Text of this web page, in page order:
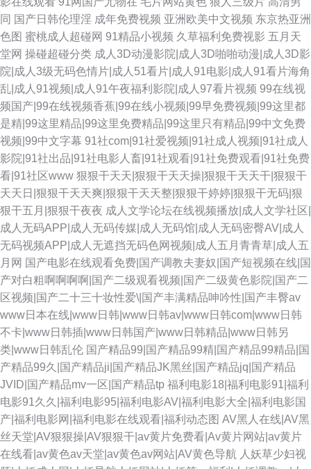
同 国产日韩伦理淫 成年免费视频 亚洲欧美中文视频 东京热亚洲
色图 蜜桃成人超碰网 91精品小视频 久草福利免费视影 五月天
堂网 操碰超碰分类 成人3D动漫影院|成人3D啪啪动漫|成人3D影
院|成人3级无码色情片|成人51看片|成人91电影|成人91看片海角
乱|成人91视频|成人91午夜福利影院|成人97看片视频 99在线视
频国产|99在线视频香蕉|99在线小视频|99早免费视频|99这里都
是精|99这里精品|99这里免费精品|99这里只有精品|99中文免费
视频|99中文字幕 91社com|91社爱视频|91社成人视频|91社成人
影院|91社出品|91社电影人畜|91社观看|91社免费观看|91社免费
看|91社区www 狠狠干天天|狠狠干天天操|狠狠干天天干|狠狠干
天天日|狠狠干天天爽|狠狠干天天整|狠狠干婷婷|狠狠干无码|狠
狠干五月|狠狠干夜夜 成人文学论坛在线视频播放|成人文学社区|
成人无码APP|成人无码传媒|成人无码馆|成人无码密臀AV|成人
无码视频APP|成人无遮挡无码色网视频|成人五月青青草|成人五
月网 国产电影在线观看免费|国产调教夫妻奴|国产短视频在线|国
产对白粗啊啊啊啊|国产二级观看视频|国产二级黄色影院|国产二
区视频|国产二十三十妆性爱\|国产丰满精品呻吟性|国产丰臀av
www日本在线|www日韩|www日韩av|www日韩com|www日韩
不卡|www日韩插|www日韩国产|www日韩精品|www日韩另
类|www日韩乱伦 国产精品99|国产精品99精|国产精品99精品|国
产精品99久|国产精品ji|国产精品JK黑丝|国产精品jq|国产精品
JVID|国产精品mv一区|国产精品tp 福利电影18|福利电影91|福利
电影91久久|福利电影95|福利电影AV|福利电影大全|福利电影国
产|福利电影网|福利电影在线观看|福利动态图 AV黑人在线|AV黑
丝天堂|AV狠狠操|AV狠狠干|av黄片免费看|Av黄片网站|av黄片
在线看|av黄色av天堂|av黄色av网站|AV黄色导航 人妖草少妇视